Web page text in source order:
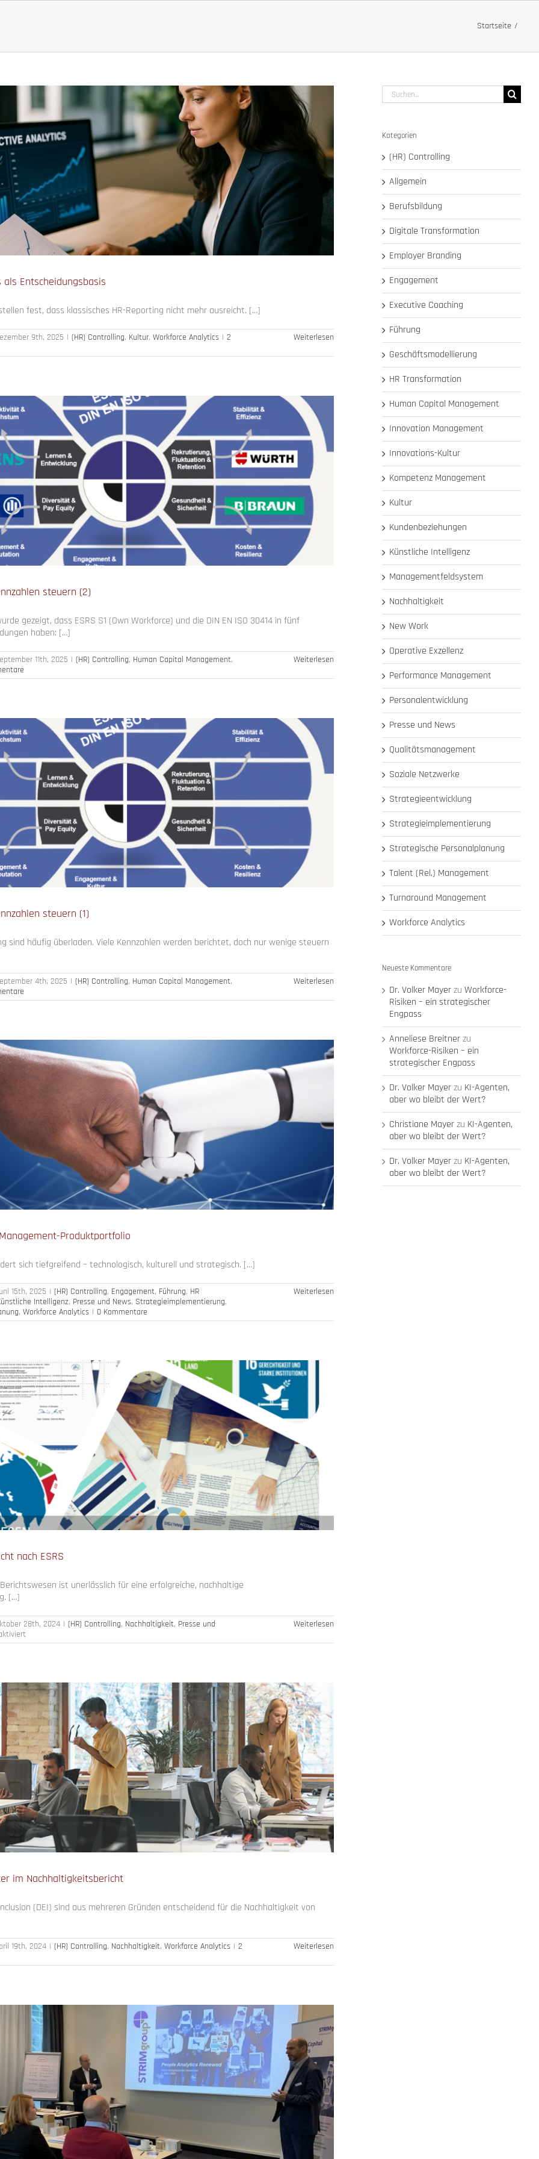
Startseite
Entscheidungsbasis
fest, dass klassisches HR-Reporting nicht mehr ausreicht. […]
9th, 2025 | (HR) Controlling, Kultur, Workforce Analytics | 2
Weiterlesen
steuern (2)
gezeigt, dass ESRS S1 (Own Workforce) und die DIN EN ISO 30414 in fünf
haben: […]
11th, 2025 | (HR) Controlling, Human Capital Management,
Weiterlesen
steuern (1)
sind häufig überladen. Viele Kennzahlen werden berichtet, doch nur wenige steuern
4th, 2025 | (HR) Controlling, Human Capital Management,
Weiterlesen
Produktportfolio
sich tiefgreifend – technologisch, kulturell und strategisch. […]
15th, 2025 | (HR) Controlling, Engagement, Führung, HR
Intelligenz, Presse und News, Strategieimplementierung,
, Workforce Analytics | 0 Kommentare
Weiterlesen
nach ESRS
ist unerlässlich für eine erfolgreiche, nachhaltige
[…]
28th, 2024 | (HR) Controlling, Nachhaltigkeit, Presse und
für
Nachhaltigkeitsbericht
Weiterlesen
im Nachhaltigkeitsbericht
(DEI) sind aus mehreren Gründen entscheidend für die Nachhaltigkeit von
19th, 2024 | (HR) Controlling, Nachhaltigkeit, Workforce Analytics | 2
Weiterlesen
Suche
nach:
Kategorien
(HR) Controlling
Allgemein
Berufsbildung
Digitale Transformation
Employer Branding
Engagement
Executive Coaching
Führung
Geschäftsmodellierung
HR Transformation
Human Capital Management
Innovation Management
Innovations-Kultur
Kompetenz Management
Kultur
Kundenbeziehungen
Künstliche Intelligenz
Managementfeldsystem
Nachhaltigkeit
New Work
Operative Exzellenz
Performance Management
Personalentwicklung
Presse und News
Qualitätsmanagement
Soziale Netzwerke
Strategieentwicklung
Strategieimplementierung
Strategische Personalplanung
Talent (Rel.) Management
Turnaround Management
Workforce Analytics
Neueste Kommentare
Dr. Volker MayerzuWorkforce-
Risiken – ein strategischer
Engpass
Anneliese Breitnerzu
Workforce-Risiken – ein
strategischer Engpass
Dr. Volker Mayerzu KI-Agenten,
aber wo bleibt der Wert?
Christiane Mayerzu KI-Agenten,
aber wo bleibt der Wert?
Dr. Volker Mayerzu KI-Agenten,
aber wo bleibt der Wert?